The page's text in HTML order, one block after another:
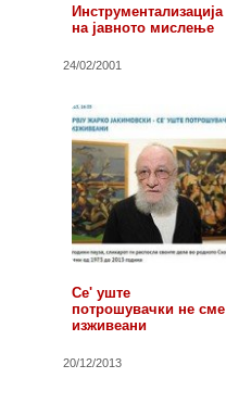
Инструментализација
на јавното мислење
24/02/2001
Се' уште
потрошувачки не сме
изживеани
20/12/2013